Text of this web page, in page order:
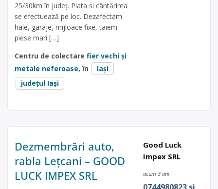
25/30km în județ. Plata si cântărirea
se efectuează pe loc. Dezafectam
hale, garaje, mijloace fixe, taiem
piese mari […]
Centru de colectare fier vechi și
metale neferoase, în
Iași
județul Iași
Dezmembrări auto,
rabla Lețcani – GOOD
LUCK IMPEX SRL
Good Luck
Impex SRL
acum 3 ani